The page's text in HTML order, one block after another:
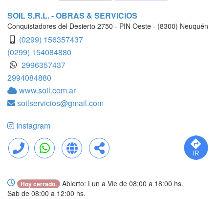
Radios
SOIL S.R.L. - OBRAS & SERVICIOS
Conquistadores del Desierto 2750 - PIN Oeste - (8300) Neuquén
(0299) 156357437
(0299) 154084880
2996357437
2994084880
www.soil.com.ar
soilservicios@gmail.com
Instagram
Llamar WhatsApp Web Compartir
Hoy cerrado.
Abierto: Lun a Vie de 08:00 a 18:00 hs.
Sab de 08:00 a 12:00 hs.